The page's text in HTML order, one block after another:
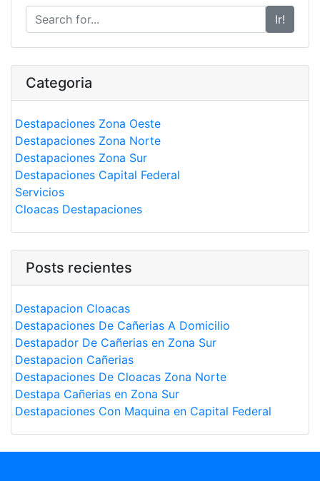
Ir!
Categoria
Destapaciones Zona Oeste
Destapaciones Zona Norte
Destapaciones Zona Sur
Destapaciones Capital Federal
Servicios
Cloacas Destapaciones
Posts recientes
Destapacion Cloacas
Destapaciones De Cañerias A Domicilio
Destapador De Cañerias en Zona Sur
Destapacion Cañerias
Destapaciones De Cloacas Zona Norte
Destapa Cañerias en Zona Sur
Destapaciones Con Maquina en Capital Federal